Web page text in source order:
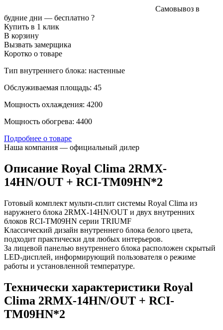
Самовывоз в
будние дни — бесплатно ?
Купить в 1 клик
В корзину
Вызвать замерщика
Коротко о товаре
Тип внутреннего блока: настенные
Обслуживаемая площадь: 45
Мощность охлаждения: 4200
Мощность обогрева: 4400
Подробнее о товаре
Наша компания — официальный дилер
Описание Royal Clima 2RMX-
14HN/OUT + RCI-TM09HN*2
Готовый комплект мульти-сплит системы Royal Clima из
наружнего блока 2RMX-14HN/OUT и двух внутренних
блоков RCI-TM09HN серии TRIUMF
Классический дизайн внутреннего блока белого цвета,
подходит практически для любых интерьеров.
За лицевой панелью внутреннего блока расположен скрытый
LED-дисплей, информирующий пользователя о режиме
работы и установленной температуре.
Технически характеристики Royal
Clima 2RMX-14HN/OUT + RCI-
TM09HN*2